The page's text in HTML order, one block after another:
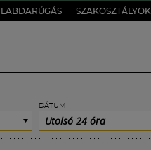
LABDARÚGÁS SZAKOSZTÁLYOK
DÁTUM
Utolsó 24 óra